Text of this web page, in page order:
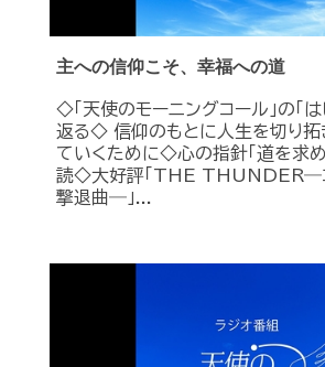
主への信仰こそ、幸福への道
◇「天使のモーニングコール」の「は
返る◇ 信仰のもとに人生を切り拓
ていくために◇心の指針「道を求め
読◇大好評「THE THUNDER―
撃退曲―」...